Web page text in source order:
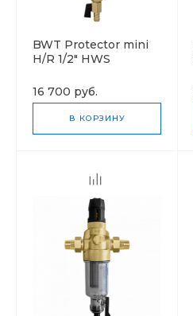
BWT Protector mini
H/R 1/2" HWS
16 700 руб.
В КОРЗИНУ